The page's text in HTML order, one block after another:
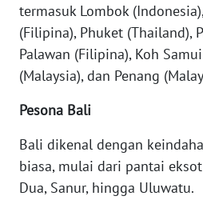
termasuk Lombok
(Filipina), Phuket (Thailand),
Palawan (Filipina), Koh
(Malaysia), dan Penang
Pesona Bali
Bali dikenal dengan
biasa, mulai dari pantai
Dua, Sanur, hingga Uluwatu.
WN
BANTEN
NTT
WN
KEPRI